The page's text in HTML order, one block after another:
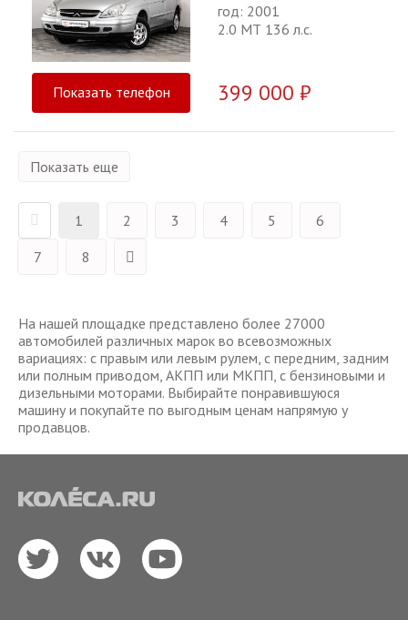
год: 2001
2.0 МТ 136 л.с.
Показать телефон 399 000 ₽
Показать еще
1 2 3 4 5
6
7
8
На нашей площадке представлено более 27000
автомобилей различных марок во всевозможных
вариациях: с правым или левым рулем, с передним, задним
или полным приводом, АКПП или МКПП, с бензиновыми и
дизельными моторами. Выбирайте понравившуюся
машину и покупайте по выгодным ценам напрямую у
продавцов.